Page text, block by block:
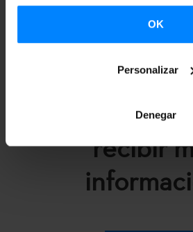
OK
Personalizar
Denegar
Suscríbete a
Newsletter
recibir